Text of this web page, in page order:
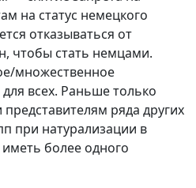
на статус немецкого
отказываться от
чтобы стать немцами.
множественное
всех. Раньше только
ряда других
при натурализации в
более одного